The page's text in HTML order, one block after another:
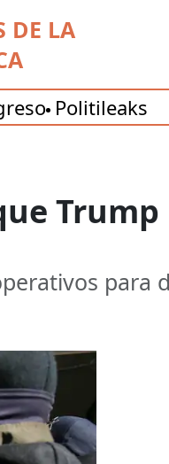
DE LA
Politileaks
Trump
para